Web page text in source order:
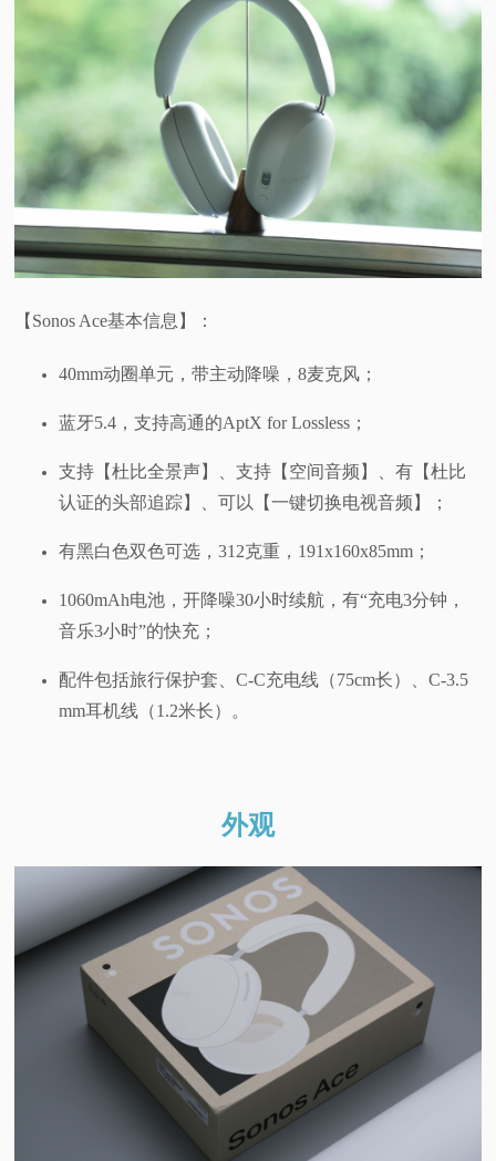
题
【Sonos Ace基本信息】：
40mm动圈单元，带主动降噪，8麦克风；
蓝牙5.4，支持高通的AptX for Lossless；
支持【杜比全景声】、支持【空间音频】、有【杜比
认证的头部追踪】、可以【一键切换电视音频】；
有黑白色双色可选，312克重，191x160x85mm；
1060mAh电池，开降噪30小时续航，有“充电3分钟，
音乐3小时”的快充；
配件包括旅行保护套、C-C充电线（75cm长）、C-3.5
mm耳机线（1.2米长）。
外观